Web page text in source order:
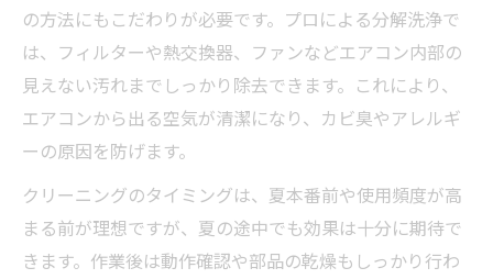
の方法にもこだわりが必要です。プロによる分解洗浄で
は、フィルターや熱交換器、ファンなどエアコン内部の
見えない汚れまでしっかり除去できます。これにより、
エアコンから出る空気が清潔になり、カビ臭やアレルギ
ーの原因を防げます。
クリーニングのタイミングは、夏本番前や使用頻度が高
まる前が理想ですが、夏の途中でも効果は十分に期待で
きます。作業後は動作確認や部品の乾燥もしっかり行わ